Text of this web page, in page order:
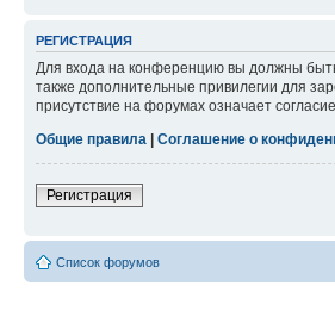
РЕГИСТРАЦИЯ
Для входа на конференцию вы должны
также дополнительные привилегии для
присутствие на форумах означает
Общие правила
Соглашение о
Регистрация
Список форумов